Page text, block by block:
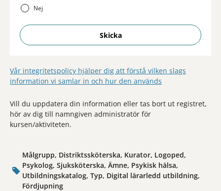
Nej
Skicka
Vår integritetspolicy hjälper dig att förstå vilken slags
information vi samlar in och hur den används
Vill du uppdatera din information eller tas bort ut registret,
hör av dig till namngiven administratör för
kursen/aktiviteten.
Målgrupp, Distriktssköterska, Kurator, Logoped,
Psykolog, Sjuksköterska, Ämne, Psykisk hälsa,
Utbildningskatalog, Typ, Digital lärarledd utbildning,
Fördjupning